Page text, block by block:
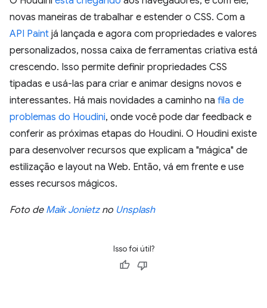
novas maneiras de trabalhar e estender o CSS. Com a
API Paint já lançada e agora com propriedades e valores
personalizados, nossa caixa de ferramentas criativa está
crescendo. Isso permite definir propriedades CSS
tipadas e usá-las para criar e animar designs novos e
interessantes. Há mais novidades a caminho na fila de
problemas do Houdini, onde você pode dar feedback e
conferir as próximas etapas do Houdini. O Houdini existe
para desenvolver recursos que explicam a "mágica" de
estilização e layout na Web. Então, vá em frente e use
esses recursos mágicos.
Foto de Maik Jonietzno Unsplash
Isso foi útil?